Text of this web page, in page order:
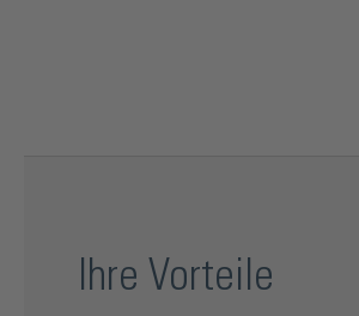
Ihre Vorteile